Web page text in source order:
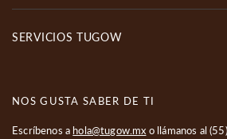
SERVICIOS TUGOW
NOS GUSTA SABER DE TI
Escríbenos a hola@tugow.mx o llámanos al